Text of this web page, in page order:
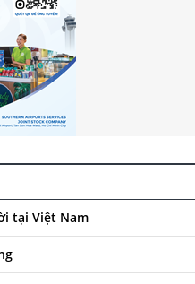
tại Việt Nam